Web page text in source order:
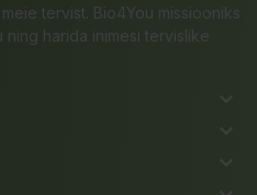
tervist. Bio4You missiooniks
harida inimesi tervislike
keyboard_arrow_down
keyboard_arrow_down
keyboard_arrow_down